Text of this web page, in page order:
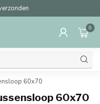
0
60x70
60x70